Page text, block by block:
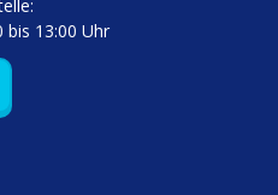
bis 13:00 Uhr